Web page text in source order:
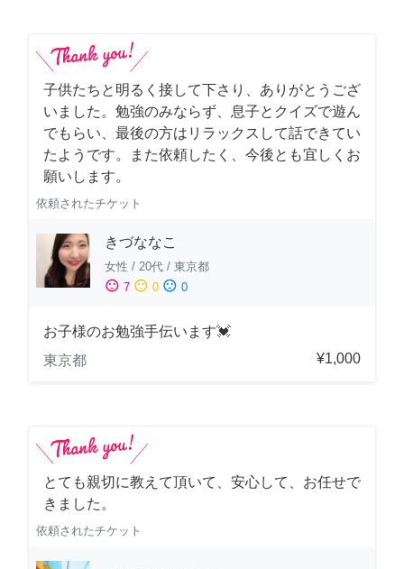
子供たちと明るく接して下さり、ありがとうござ
いました。勉強のみならず、息子とクイズで遊ん
でもらい、最後の方はリラックスして話できてい
たようです。また依頼したく、今後とも宜しくお
願いします。
依頼されたチケット
きづななこ
女性 / 20代 / 東京都
sentiment_satisfied 7 sentiment_neutral 0 sentiment_dissatisfied 0
お子様のお勉強手伝います💓
東京都
¥1,000
とても親切に教えて頂いて、安心して、お任せで
きました。
依頼されたチケット